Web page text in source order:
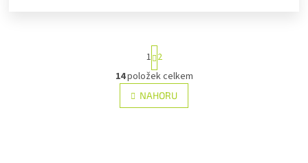
O
v
l
S
t
r
á
n
k
1 2
14položek celkem
NAHORU